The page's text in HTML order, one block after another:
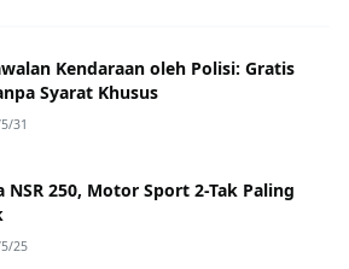
Kendaraan oleh Polisi: Gratis
Syarat Khusus
31
NSR 250, Motor Sport 2-Tak Paling
25